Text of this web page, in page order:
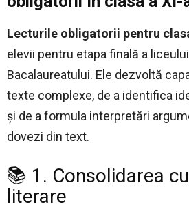
Lecturile obligatorii pentru
elevii pentru etapa finală a
Bacalaureatului. Ele dezvoltă
texte complexe, de a identifica
și de a formula interpretări
dovezi din text.
📚 1. Consolidarea
literare